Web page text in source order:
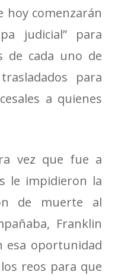
hoy comenzarán
judicial” para
de cada uno de
para
a quienes
vez que fue a
le impidieron la
de muerte al
Franklin
esa oportunidad
reos para que